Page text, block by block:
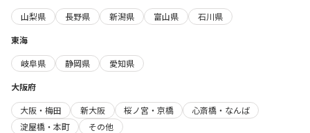
山梨県
長野県 新潟県 富山県
石川県
東海
岐阜県
静岡県
愛知県
大阪府
大阪・梅田
新大阪 桜ノ宮・京橋
心斎橋・なんば
淀屋橋・本町
その他